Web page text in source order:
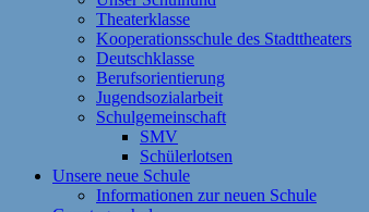
Theaterklasse
Kooperationsschule des Stadttheaters
Deutschklasse
Berufsorientierung
Jugendsozialarbeit
Schulgemeinschaft
SMV
Schülerlotsen
Unsere neue Schule
Informationen zur neuen Schule